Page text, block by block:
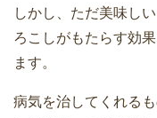
しかし、ただ美味し
ろこしがもたらす効
ます。
病気を治してくれる